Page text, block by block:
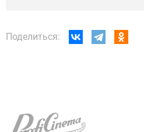
Поделиться: